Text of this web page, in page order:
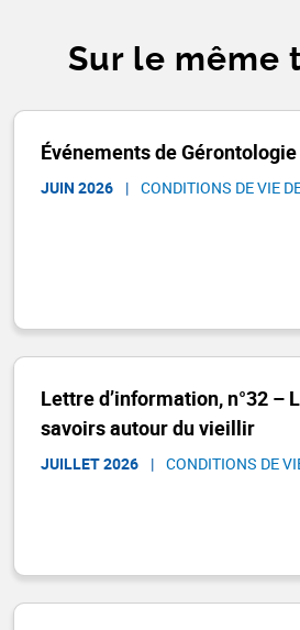
Sur le même
Événements de
JUIN 2026 | CONDITIONS DE VIE
Lettre d’information, n°32 –
savoirs autour du vieillir
JUILLET 2026 | CONDITIONS DE